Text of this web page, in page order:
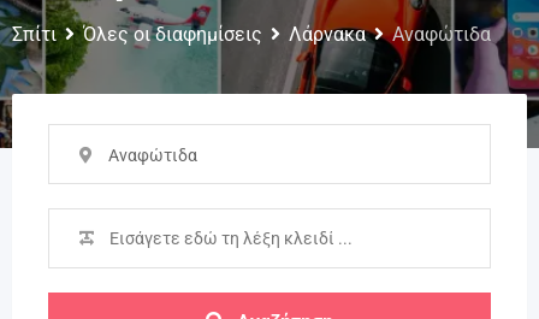
Σπίτι Όλες οι διαφημίσεις Λάρνακα Αναφώτιδα
Αναφώτιδα